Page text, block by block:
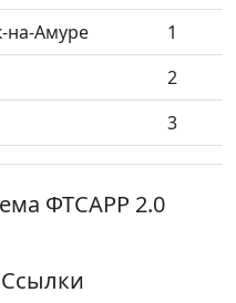
на-Амуре
1
2
3
ФТСАРР 2.0
Ссылки